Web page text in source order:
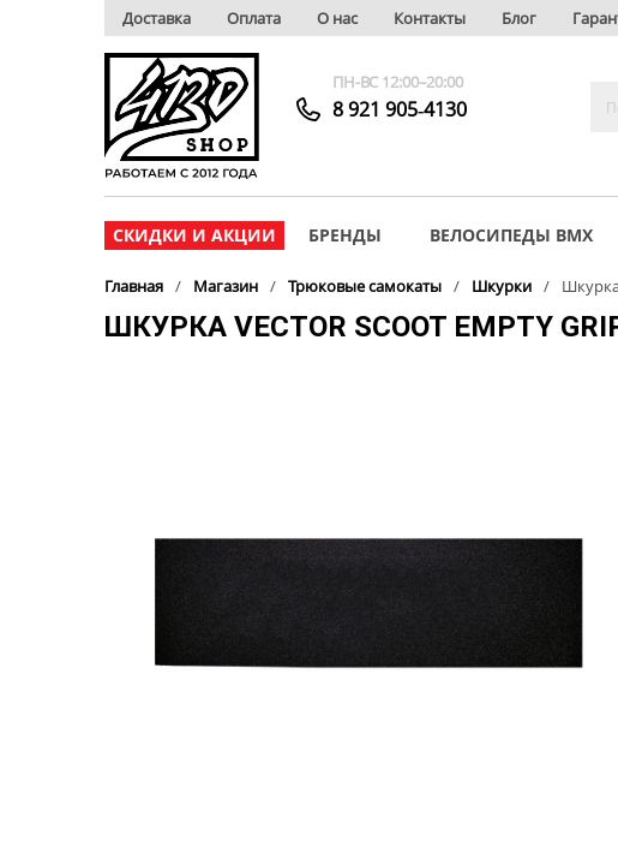
Доставка Оплата О нас Контакты Блог
8 921 905‑4130
ПН-ВС 12:00–20:00
СКИДКИ И АКЦИИ БРЕНДЫ ВЕЛОСИПЕДЫ BMX
Главная Магазин Трюковые самокаты Шкурки
ШКУРКА VECTOR SCOOT EMPTY